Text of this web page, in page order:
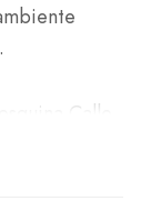
Calle
es el